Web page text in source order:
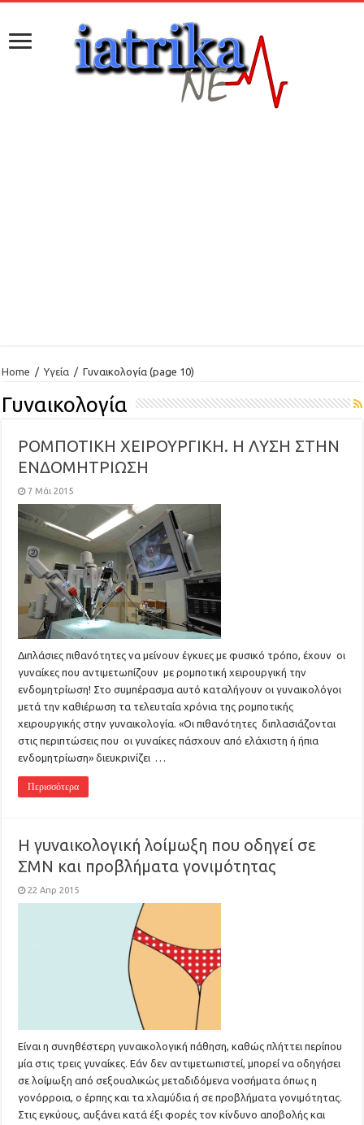
Home / Υγεία / Γυναικολογία (page 10)
Γυναικολογία
ΡΟΜΠΟΤΙΚΗ ΧΕΙΡΟΥΡΓΙΚΗ. Η ΛΥΣΗ ΣΤΗΝ
ΕΝΔΟΜΗΤΡΙΩΣΗ
7 Μάι 2015
Διπλάσιες πιθανότητες να μείνουν έγκυες με φυσικό τρόπο, έχουν οι
γυναίκες που αντιμετωπίζουν με ρομποτική χειρουργική την
ενδομητρίωση! Στο συμπέρασμα αυτό καταλήγουν οι γυναικολόγοι
μετά την καθιέρωση τα τελευταία χρόνια της ρομποτικής
χειρουργικής στην γυναικολογία. «Οι πιθανότητες διπλασιάζονται
στις περιπτώσεις που οι γυναίκες πάσχουν από ελάχιστη ή ήπια
ενδομητρίωση» διευκρινίζει …
Περισσότερα
Η γυναικολογική λοίμωξη που οδηγεί σε
ΣΜΝ και προβλήματα γονιμότητας
22 Απρ 2015
Είναι η συνηθέστερη γυναικολογική πάθηση, καθώς πλήττει περίπου
μία στις τρεις γυναίκες. Εάν δεν αντιμετωπιστεί, μπορεί να οδηγήσει
σε λοίμωξη από σεξουαλικώς μεταδιδόμενα νοσήματα όπως η
γονόρροια, ο έρπης και τα χλαμύδια ή σε προβλήματα γονιμότητας.
Στις εγκύους, αυξάνει κατά έξι φορές τον κίνδυνο αποβολής και